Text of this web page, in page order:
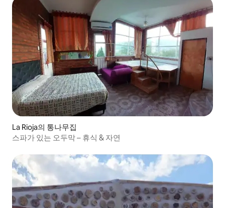
La Rioja의 통나무집
스파가 있는 오두막 – 휴식 & 자연